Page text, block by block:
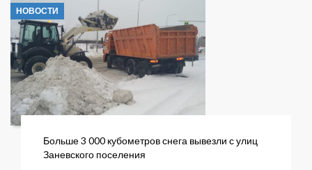
НОВОСТИ
Больше 3 000 кубометров снега вывезли с улиц
Заневского поселения